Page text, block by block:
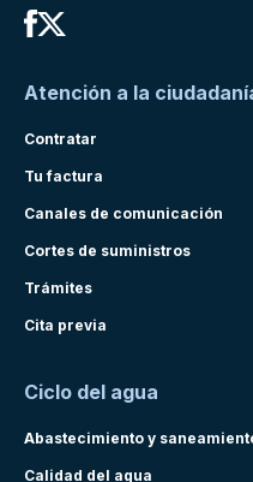
Atención a la
Contratar
Tu factura
Canales de comunicación
Cortes de suministros
Trámites
Cita previa
Ciclo del agua
Abastecimiento y
Calidad del agua